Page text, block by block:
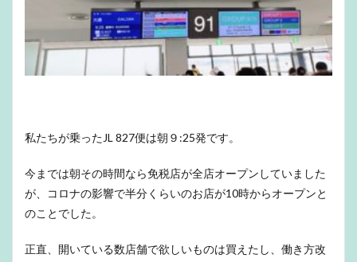
私たちが乗ったJL 827便は朝９:25発です。
今までは朝その時間なら免税店が全店オープンしていました
が、コロナの影響で半分くらいのお店が10時からオープンと
のことでした。
正直、開いている数店舗で欲しいものは買えたし、働き方改